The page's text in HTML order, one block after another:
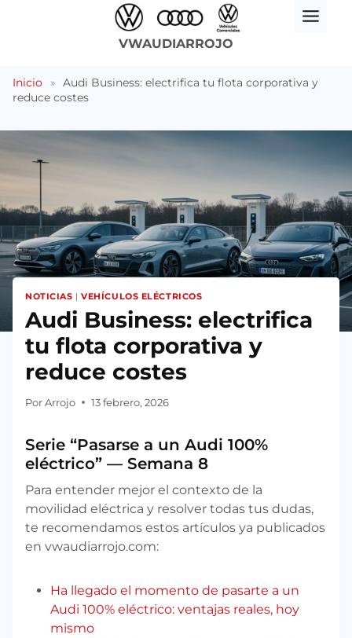
VWAUDIARROJO
Inicio » Audi Business: electrifica tu flota corporativa y
reduce costes
NOTICIAS |VEHÍCULOS ELÉCTRICOS
Audi Business: electrifica
tu flota corporativa y
reduce costes
Por Arrojo 13 febrero, 2026
Serie “Pasarse a un Audi 100%
eléctrico” — Semana 8
Para entender mejor el contexto de la
movilidad eléctrica y resolver todas tus dudas,
te recomendamos estos artículos ya publicados
en vwaudiarrojo.com:
Ha llegado el momento de pasarte a un
Audi 100% eléctrico: ventajas reales, hoy
mismo